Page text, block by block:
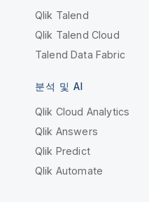
Qlik Talend
Qlik Talend Cloud
Talend Data Fabric
분석 및 AI
Qlik Cloud Analytics
Qlik Answers
Qlik Predict
Qlik Automate